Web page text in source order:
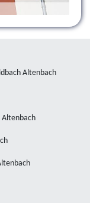
Altenbach
Altenbach